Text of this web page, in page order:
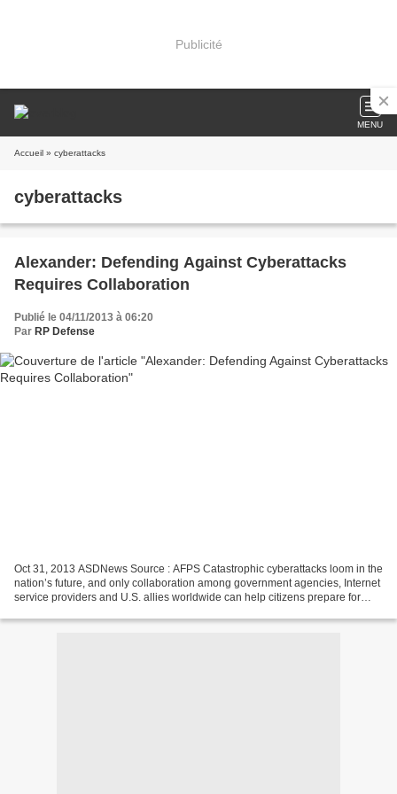
Publicité
MENU
Accueil » cyberattacks
cyberattacks
Alexander: Defending Against Cyberattacks
Requires Collaboration
Publié le 04/11/2013 à 06:20
Par RP Defense
Oct 31, 2013 ASDNews Source : AFPS Catastrophic cyberattacks loom in the
nation’s future, and only collaboration among government agencies, Internet
service providers and U.S. allies worldwide can help citizens prepare for